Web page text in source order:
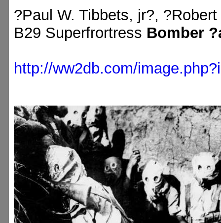
?Paul W. Tibbets, jr?,
B29 Superfrortress Bomber
http://ww2db.com/